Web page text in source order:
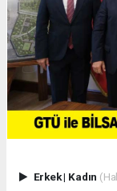
Erkek| Kadın